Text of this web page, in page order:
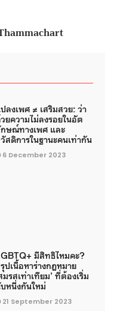
ลงเพศ ≠ เสริมสวย: ว่า
ยความไม่ลงรอยในอัต
ษณ์ทางเพศ และ
สดิการในฐานะคนเท่ากัน
6 December 2023
มีสิทธิไหมคะ?
ปเนื้อหาร่างกฎหมาย
มรสเท่าเทียม’ ที่ต้องเริ่ม
หนึ่งกันใหม่
21 September 2023